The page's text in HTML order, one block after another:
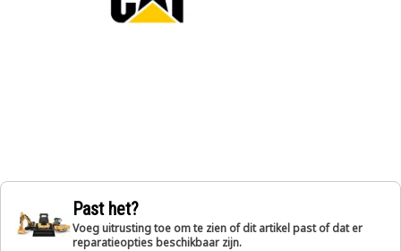
Past het?
Voeg uitrusting toe om te zien of dit artikel past of dat er
reparatieopties beschikbaar zijn.